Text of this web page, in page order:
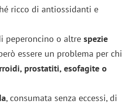
ricco di antiossidanti e
peperoncino o altrespezie
essere un problema per chi
prostatiti, esofagite o
, consumata senza eccessi, di